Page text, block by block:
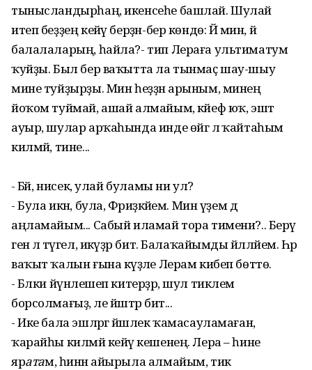
тынысландырһаң, икенсеһе башлай. Шулай
итеп беҙҙең кейәү берҙән-бер көндө: Йә мин, йә
балалаларың, һайла?- тип Лераға ультиматум
ҡуйҙы. Был бер ваҡытта ла тынмаҫ шау-шыу
мине туйҙырҙы. Мин һеҙҙән арыным, минең
йоҡом туймай, ашай алмайым, кәйеф юҡ, эштә
ауыр, шулар арҡаһында инде өйгә лә ҡайтаһым
килмәй, тине...
- Бәәәй, нисек, улай буламы ни ул?
- Була икән, була, Фәриҙәкәйем. Мин үҙем дә
аңламайым... Сабый иламай тора тимени?.. Берәү
генә лә түгел, икәүҙәр бит. Балаҡайымды йәлләйем. Һәр
ваҡыт ҡалын ғына кәүҙәле Лерам кибеп бөттө.
- Бәлки йүнәлешеп китерҙәр, шул тиклем
борсолмағыҙ, әле йәштәр бит...
- Ике бала эшләргә йәшлек ҡамасауламаған, ә
ҡарайһы килмәй кейәү кешенең. Лера – һине
яратам, һинән айырыла алмайым, тик